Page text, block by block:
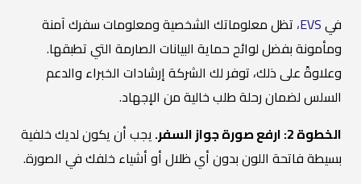
فيEVS، تظل معلوماتك الشخصية ومعلومات سفرك آمنة
ومأمونة بفضل لوائح حماية البيانات الصارمة التي تطبقها.
وعلاوةً على ذلك، توفر لك الشركة إرشادات الخبراء والدعم
السلس لضمان رحلة طلب خالية من الإجهاد.
الخطوة 2: ارفع صورة جواز السفر.
يجب أن يكون لديك خلفية
بسيطة فاتحة اللون بدون أي ظلال أو أشياء خلفك في الصورة.